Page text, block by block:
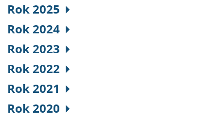
Rok 2025
Rok 2024
Rok 2023
Rok 2022
Rok 2021
Rok 2020